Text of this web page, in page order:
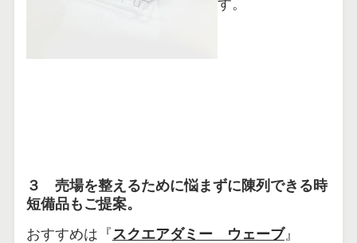
３ 売場を整えるために悩まずに陳列できる時
短備品もご提案。
おすすめは『スクエアダミー ウェーブ』